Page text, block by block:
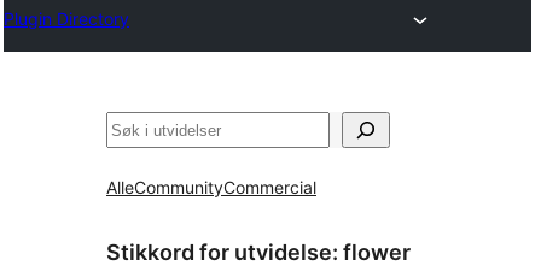
Plugin Directory
Søk
AlleCommunityCommercial
Stikkord for utvidelse: flower